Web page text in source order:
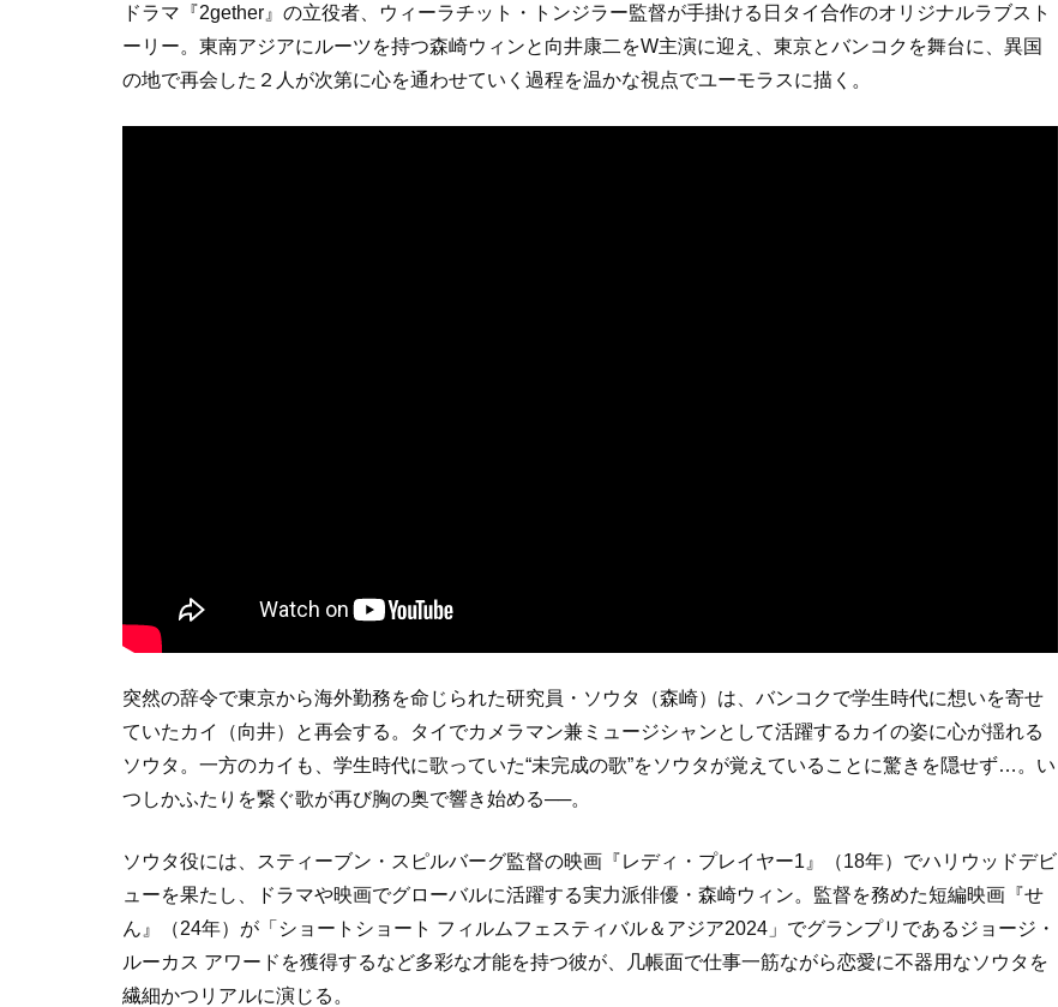
ドラマ『2gether』の立役者、ウィーラチット・トンジラー監督が手掛ける日タイ合作のオリジナルラブスト
ーリー。東南アジアにルーツを持つ森崎ウィンと向井康二をW主演に迎え、東京とバンコクを舞台に、異国
の地で再会した２人が次第に心を通わせていく過程を温かな視点でユーモラスに描く。
突然の辞令で東京から海外勤務を命じられた研究員・ソウタ（森崎）は、バンコクで学生時代に想いを寄せ
ていたカイ（向井）と再会する。タイでカメラマン兼ミュージシャンとして活躍するカイの姿に心が揺れる
ソウタ。一方のカイも、学生時代に歌っていた“未完成の歌”をソウタが覚えていることに驚きを隠せず…。い
つしかふたりを繋ぐ歌が再び胸の奥で響き始める──。
ソウタ役には、スティーブン・スピルバーグ監督の映画『レディ・プレイヤー1』（18年）でハリウッドデビ
ューを果たし、ドラマや映画でグローバルに活躍する実力派俳優・森崎ウィン。監督を務めた短編映画『せ
ん』（24年）が「ショートショート フィルムフェスティバル＆アジア2024」でグランプリであるジョージ・
ルーカス アワードを獲得するなど多彩な才能を持つ彼が、几帳面で仕事一筋ながら恋愛に不器用なソウタを
繊細かつリアルに演じる。